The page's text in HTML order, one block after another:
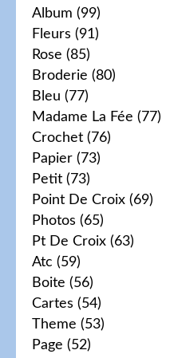
Album (99)
Fleurs (91)
Rose (85)
Broderie (80)
Bleu (77)
Madame La Fée (77)
Crochet (76)
Papier (73)
Petit (73)
Point De Croix (69)
Photos (65)
Pt De Croix (63)
Atc (59)
Boite (56)
Cartes (54)
Theme (53)
Page (52)